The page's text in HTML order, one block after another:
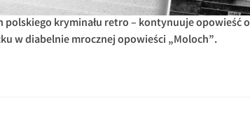
polskiego kryminału retro – kontynuuje opowieść o
w diabelnie mrocznej opowieści „Moloch”.